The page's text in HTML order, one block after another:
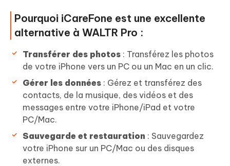
Pourquoi iCareFone est une excellente
alternative à WALTR Pro :
Transférer des photos : Transférez les photos
de votre iPhone vers un PC ou un Mac en un clic.
Gérer les données : Gérez et transférez des
contacts, de la musique, des vidéos et des
messages entre votre iPhone/iPad et votre
PC/Mac.
Sauvegarde et restauration : Sauvegardez
votre iPhone sur un PC/Mac ou des disques
externes.